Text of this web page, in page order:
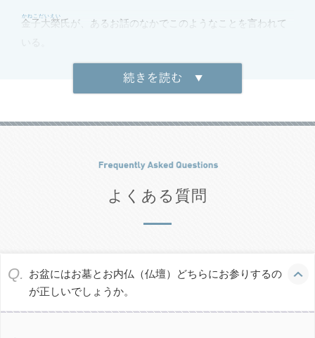
⾦⼦⼤榮
かねこだいえい
⽒が、あるお話のなかでこのようなことを⾔われて
死んでいく⼈は、なにか滅びざるものを残していく。親が死
んでいくときには滅びないものを⼦供の胸へ残していく。そ
⼤無量寿経総説
だいむりょうじゅきょうそうせつ
』春秋社）
亡き⼈は私の胸に〈滅びざるもの〉を残していく。どうして
も胸から消えないものを置いていくのだという。この〈滅び
しみも、亡き⼈へ懐
いだ
くものは形を持たない。しかし、それら
は私を仏前にみちびき、⼿を合わさせる。胸に残されたもの
よくある質問
お盆にはお墓とお内仏（仏壇）どちらにお参りするの
が正しいでしょうか。